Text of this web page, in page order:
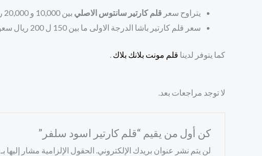
يتراوح سعر قلم كارتير سانتوس الاصلي بين 10,000 و 20,000 ريال سعودي، اعتمادًا على الحجم ونوع الحبر
سعر قلم كارتير باشا الدرجة الاولى ما بين 150 ل 200 ريال سعودي.
كما يتوفر لدينا قلم مونت بلانك بلاك
لا توجد مراجعات بعد.
كن أول من يقيم “قلم كارتير اسود سلفر”
لن يتم نشر عنوان بريدك الإلكتروني. الحقول الإلزامية مشار إليها بـ